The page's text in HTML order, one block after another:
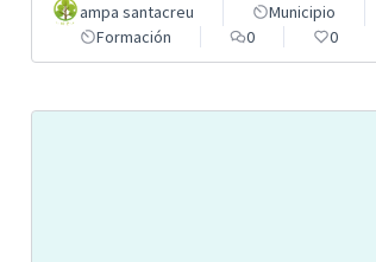
ampa santacreu
Municipio
Formación
0 0